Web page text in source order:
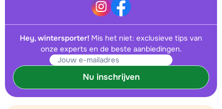
Hey, wintersporter! Mis het niet: exclusieve tips van
onze experts en de beste aanbiedingen.
Nu inschrijven